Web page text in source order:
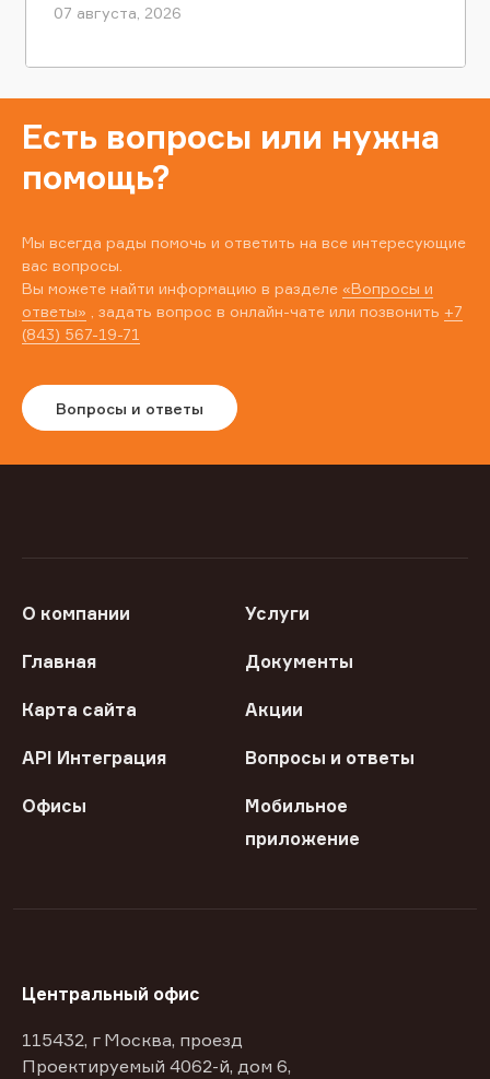
07 августа, 2026
Есть вопросы или нужна
помощь?
Мы всегда рады помочь и ответить на все интересующие
вас вопросы.
Вы можете найти информацию в разделе «Вопросы и
ответы» , задать вопрос в онлайн-чате или позвонить +7
(843) 567-19-71
Вопросы и ответы
О компании Услуги
Главная Документы
Карта сайта Акции
API Интеграция Вопросы и ответы
Офисы
Мобильное
приложение
Центральный офис
115432, г Москва, проезд
Проектируемый 4062-й, дом 6,